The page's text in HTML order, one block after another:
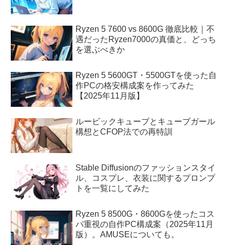
Ryzen 5 7600 vs 8600G 徹底比較｜不
遇だったRyzen7000の真価と、どっち
を選ぶべきか
Ryzen 5 5600GT・5500GTを使った自
作PCの格安構成案を作ってみた
【2025年11月版】
ルービックキューブとキューブガール
構想とCFOP法での再特訓
Stable Diffusionのファッションスタイ
ル、コスプレ、衣装に関するプロンプ
トを一覧にしてみた
Ryzen 5 8500G・8600Gを使ったコス
パ重視の自作PC構成案（2025年11月
版）。AMUSEについても。